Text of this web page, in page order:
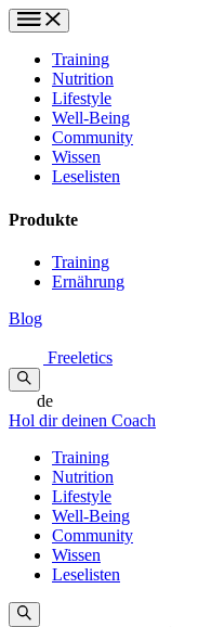
Training
Nutrition
Lifestyle
Well-Being
Community
Wissen
Leselisten
Produkte
Training
Ernährung
Blog
Freeletics
de
Hol dir deinen Coach
Training
Nutrition
Lifestyle
Well-Being
Community
Wissen
Leselisten